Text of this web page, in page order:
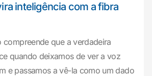
inteligência com a fibra
compreende que a verdadeira
quando deixamos de ver a voz
e passamos a vê-la como um dado